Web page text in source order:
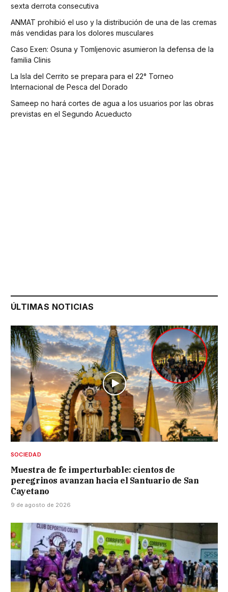
sexta derrota consecutiva
ANMAT prohibió el uso y la distribución de una de las cremas
más vendidas para los dolores musculares
Caso Exen: Osuna y Tomljenovic asumieron la defensa de la
familia Clinis
La Isla del Cerrito se prepara para el 22° Torneo
Internacional de Pesca del Dorado
Sameep no hará cortes de agua a los usuarios por las obras
previstas en el Segundo Acueducto
ÚLTIMAS NOTICIAS
SOCIEDAD
Muestra de fe imperturbable: cientos de
peregrinos avanzan hacia el Santuario de San
Cayetano
9 de agosto de 2026